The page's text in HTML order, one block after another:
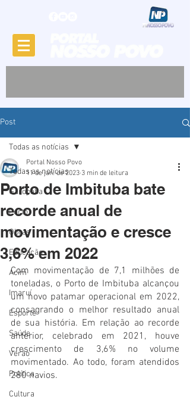
Post
Todas as notícias
Garopaba
Porto
Obras
Educação
Acim
Imaruí
Esporte
Saúde
Verão
Política
Cultura
Todas as notícias
Porto de Imbituba bate
recorde anual de
movimentação e cresce
3,6% em 2022
Portal Nosso Povo
11 de jan. de 2023 3 min de leitura
Com movimentação de 7,1 milhões de
toneladas, o Porto de Imbituba alcançou
um novo patamar operacional em 2022,
consagrando o melhor resultado anual
de sua história. Em relação ao recorde
anterior, celebrado em 2021, houve
crescimento de 3,6% no volume
movimentado. Ao todo, foram atendidos
280 navios.